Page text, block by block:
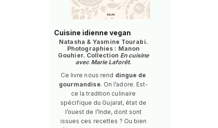
Cuisine idienne vegan
Natasha & Yasmine Tourabi.
Photographies : Manon
Gouhier. Collection En cuisine
avec Marie Laforêt.
Ce livre nous rend dingue de
gourmandise. On l’adore. Est-
ce la tradition culinaire
spécifique du Gujarat, état de
l’ouest de l’Inde, dont sont
issues ces recettes ? Ou bien